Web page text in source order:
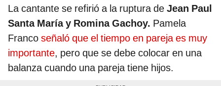
La cantante se refirió a la ruptura de Jean Paul
Santa María y Romina Gachoy. Pamela
Franco señaló que el tiempo en pareja es muy
importante, pero que se debe colocar en una
balanza cuando una pareja tiene hijos.